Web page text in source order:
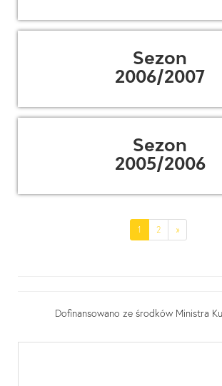
Sezon
2006/2007
Sezon
2005/2006
1 (current)
2 »
Dofinansowano ze środków Ministra